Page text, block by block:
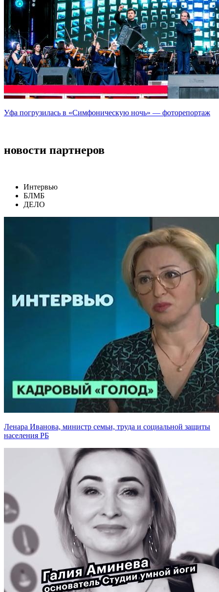
Уфа погрузилась в «Симфоническую ночь» — фоторепортаж
новости партнеров
Интервью
БЛМБ
ДЕЛО
Ленара Иванова, министр семьи, труда и социальной защиты
населения РБ